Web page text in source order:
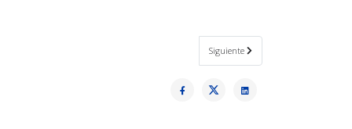
Artículo siguiente: Partición y
Siguiente